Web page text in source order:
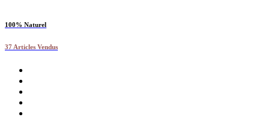
100% Naturel
37 Articles Vendus